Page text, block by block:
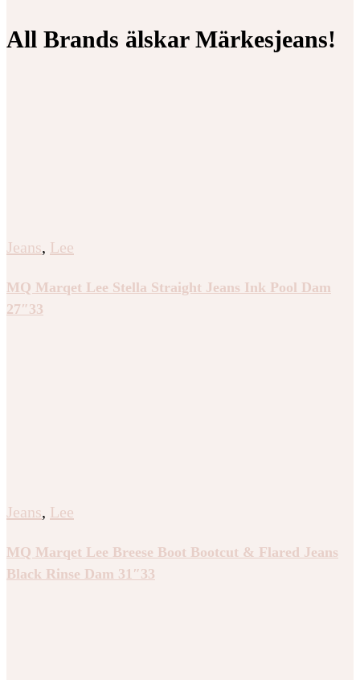
All Brands älskar Märkesjeans!
Jeans, Lee
MQ Marqet Lee Stella Straight Jeans Ink Pool Dam
27″33
Jeans, Lee
MQ Marqet Lee Breese Boot Bootcut & Flared Jeans
Black Rinse Dam 31″33